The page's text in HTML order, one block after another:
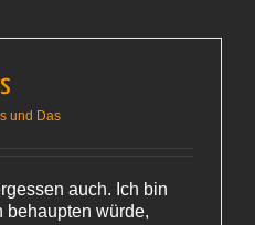
und Das
auch. Ich bin
behaupten würde,